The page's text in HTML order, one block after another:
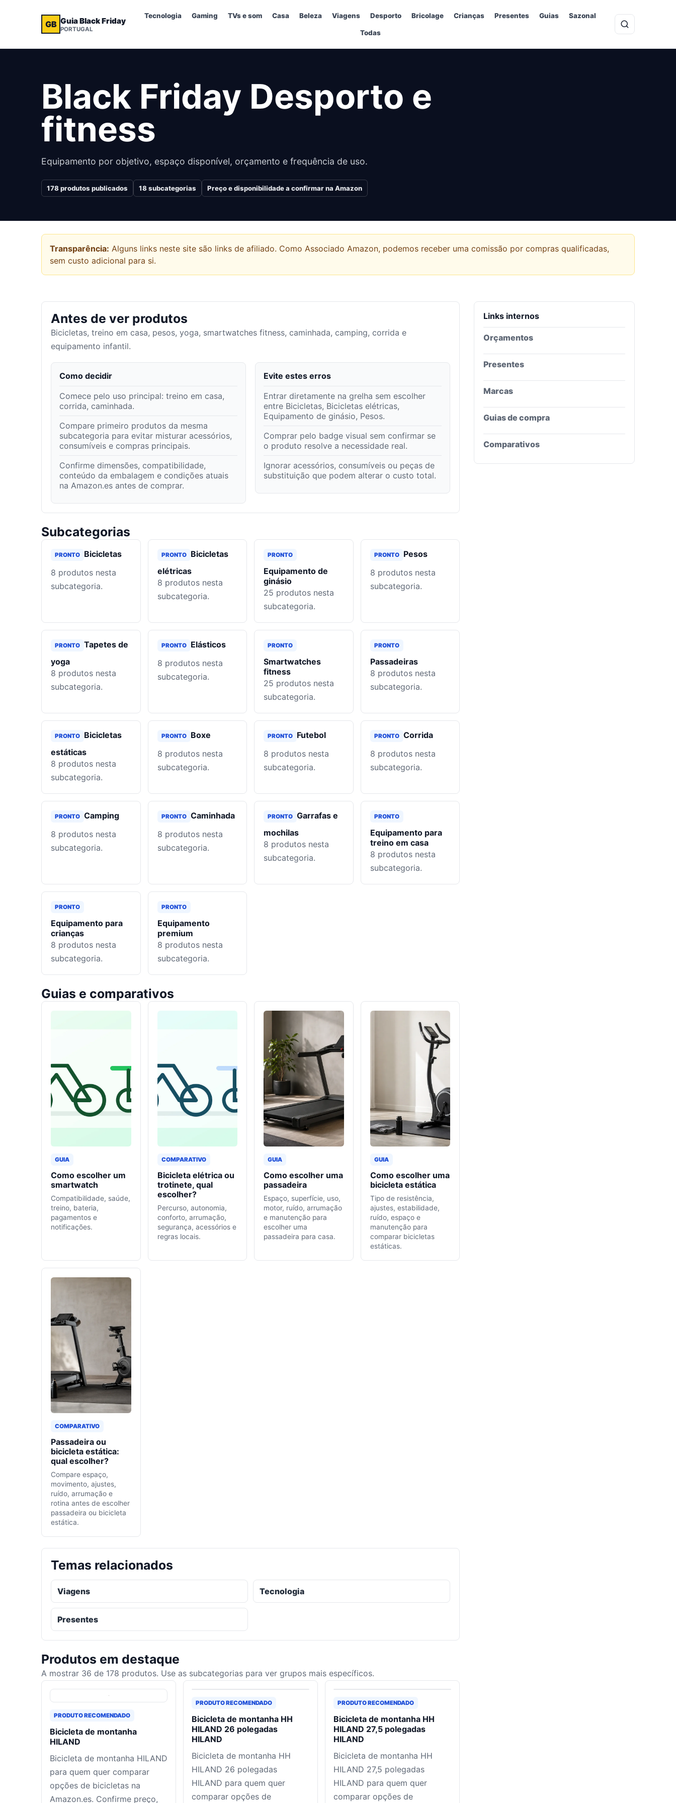
GB Guia Black Friday
PORTUGAL
Tecnologia Gaming TVs e som Casa Beleza Viagens Desporto Bricolage Crianças Presentes Guias Sazonal
Todas
Black Friday Desporto e
fitness
Equipamento por objetivo, espaço disponível, orçamento e frequência de uso.
178produtos publicados 18subcategorias Preço e disponibilidade a confirmar na Amazon
Transparência: Alguns links neste site são links de afiliado. Como Associado Amazon, podemos receber uma comissão por compras qualificadas,
sem custo adicional para si.
Antes de ver produtos
Bicicletas, treino em casa, pesos, yoga, smartwatches fitness, caminhada, camping, corrida e
equipamento infantil.
Como decidir
Comece pelo uso principal: treino em casa,
corrida, caminhada.
Compare primeiro produtos da mesma
subcategoria para evitar misturar acessórios,
consumíveis e compras principais.
Confirme dimensões, compatibilidade,
conteúdo da embalagem e condições atuais
na Amazon.es antes de comprar.
Evite estes erros
Entrar diretamente na grelha sem escolher
entre Bicicletas, Bicicletas elétricas,
Equipamento de ginásio, Pesos.
Comprar pelo badge visual sem confirmar se
o produto resolve a necessidade real.
Ignorar acessórios, consumíveis ou peças de
substituição que podem alterar o custo total.
Subcategorias
PRONTO
Bicicletas
8 produtos nesta
subcategoria.
PRONTO
Bicicletas
elétricas
8 produtos nesta
subcategoria.
PRONTO
Equipamento de
ginásio
25 produtos nesta
subcategoria.
PRONTO
Pesos
8 produtos nesta
subcategoria.
PRONTO Tapetes de
yoga
8 produtos nesta
subcategoria.
PRONTO
Elásticos
8 produtos nesta
subcategoria.
PRONTO
Smartwatches
fitness
25 produtos nesta
subcategoria.
PRONTO
Passadeiras
8 produtos nesta
subcategoria.
PRONTO
Bicicletas
estáticas
8 produtos nesta
subcategoria.
PRONTO
Boxe
8 produtos nesta
subcategoria.
PRONTO
Futebol
8 produtos nesta
subcategoria.
PRONTO
Corrida
8 produtos nesta
subcategoria.
PRONTO Camping
8 produtos nesta
subcategoria.
PRONTO
Caminhada
8 produtos nesta
subcategoria.
PRONTO Garrafas e
mochilas
8 produtos nesta
subcategoria.
PRONTO
Equipamento para
treino em casa
8 produtos nesta
subcategoria.
PRONTO
Equipamento para
crianças
8 produtos nesta
subcategoria.
PRONTO
Equipamento
premium
8 produtos nesta
subcategoria.
Guias e comparativos
GUIA
Como escolher um
smartwatch
Compatibilidade, saúde,
treino, bateria,
pagamentos e
notificações.
COMPARATIVO
Bicicleta elétrica ou
trotinete, qual
escolher?
Percurso, autonomia,
conforto, arrumação,
segurança, acessórios e
regras locais.
GUIA
Como escolher uma
passadeira
Espaço, superfície, uso,
motor, ruído, arrumação
e manutenção para
escolher uma
passadeira para casa.
GUIA
Como escolher uma
bicicleta estática
Tipo de resistência,
ajustes, estabilidade,
ruído, espaço e
manutenção para
comparar bicicletas
estáticas.
COMPARATIVO
Passadeira ou
bicicleta estática:
qual escolher?
Compare espaço,
movimento, ajustes,
ruído, arrumação e
rotina antes de escolher
passadeira ou bicicleta
estática.
Temas relacionados
Viagens Tecnologia
Presentes
Produtos em destaque
A mostrar 36 de 178 produtos. Use as subcategorias para ver grupos mais específicos.
PRODUTO RECOMENDADO
Bicicleta de montanha
HILAND
Bicicleta de montanha HILAND
para quem quer comparar
opções de bicicletas na
Amazon.es. Confirme preço,
PRODUTO RECOMENDADO
Bicicleta de montanha HH
HILAND 26 polegadas
HILAND
Bicicleta de montanha HH
HILAND 26 polegadas
HILAND para quem quer
comparar opções de
PRODUTO RECOMENDADO
Bicicleta de montanha HH
HILAND 27,5 polegadas
HILAND
Bicicleta de montanha HH
HILAND 27,5 polegadas
HILAND para quem quer
comparar opções de
Links internos
Orçamentos
Presentes
Marcas
Guias de compra
Comparativos